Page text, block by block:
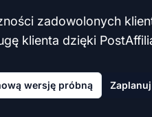
zadowolonych
klienta dzięki
wersję próbną